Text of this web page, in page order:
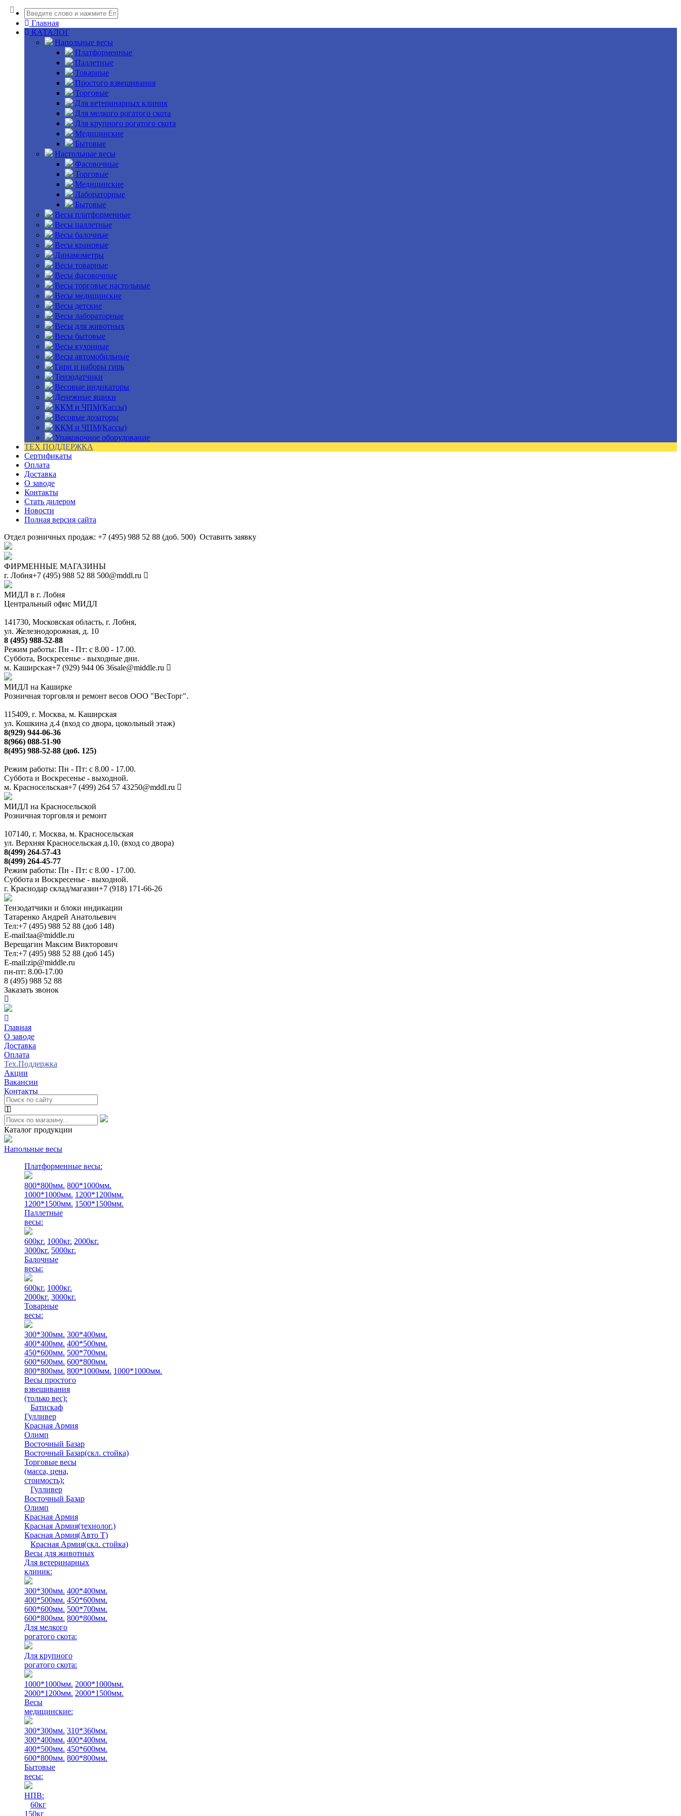
Главная
КАТАЛОГ
Напольные весы
Платформенные
Паллетные
Товарные
Простого взвешивания
Торговые
Для ветеринарных клиник
Для мелкого рогатого скота
Для крупного рогатого скота
Медицинские
Бытовые
Настольные весы
Фасовочные
Торговые
Медицинские
Лабораторные
Бытовые
Весы платформенные
Весы паллетные
Весы балочные
Весы крановые
Динамометры
Весы товарные
Весы фасовочные
Весы торговые настольные
Весы медицинские
Весы детские
Весы лабораторные
Весы для животных
Весы бытовые
Весы кухонные
Весы автомобильные
Гири и наборы гирь
Тензодатчики
Весовые индикаторы
Денежные ящики
ККМ и ЧПМ(Кассы)
Весовые дозаторы
ККМ и ЧПМ(Кассы)
Упаковочное оборудование
ТЕХ ПОДДЕРЖКА
Сертификаты
Оплата
Доставка
О заводе
Контакты
Стать дилером
Новости
Полная версия сайта
Отдел розничных продаж: +7 (495) 988 52 88 (доб. 500) Оставить заявку
ФИРМЕННЫЕ МАГАЗИНЫ
г. Лобня+7 (495) 988 52 88 500@mddl.ru
МИДЛ в г. Лобня
Центральный офис МИДЛ
141730, Московская область, г. Лобня,
ул. Железнодорожная, д. 10
8 (495) 988-52-88
Режим работы: Пн - Пт: с 8.00 - 17.00.
Суббота, Воскресенье - выходные дни.
м. Каширская+7 (929) 944 06 36sale@middle.ru
МИДЛ на Каширке
Розничная торговля и ремонт весов ООО "ВесТорг".
115409, г. Москва, м. Каширская
ул. Кошкина д.4 (вход со двора, цокольный этаж)
8(929) 944-06-36
8(966) 088-51-90
8(495) 988-52-88 (доб. 125)
Режим работы: Пн - Пт: с 8.00 - 17.00.
Суббота и Воскресенье - выходной.
м. Красносельская+7 (499) 264 57 43250@mddl.ru
МИДЛ на Красносельской
Розничная торговля и ремонт
107140, г. Москва, м. Красносельская
ул. Верхняя Красносельская д.10, (вход со двора)
8(499) 264-57-43
8(499) 264-45-77
Режим работы: Пн - Пт: с 8.00 - 17.00.
Суббота и Воскресенье - выходной.
г. Краснодар склад/магазин+7 (918) 171-66-26
Тензодатчики и блоки индикации
Татаренко Андрей Анатольевич
Тел:+7 (495) 988 52 88 (доб 148)
E-mail:taa@middle.ru
Верещагин Максим Викторович
Тел:+7 (495) 988 52 88 (доб 145)
E-mail:zip@middle.ru
пн-пт: 8.00-17.00
8 (495) 988 52 88
Заказать звонок
Главная
О заводе
Доставка
Оплата
Тех.Поддержка
Акции
Вакансии
Контакты
Каталог продукции
Напольные весы
Платформенные весы:
800*800мм. 800*1000мм.
1000*1000мм. 1200*1200мм.
1200*1500мм. 1500*1500мм.
Паллетные
весы:
600кг. 1000кг. 2000кг.
3000кг. 5000кг.
Балочные
весы:
600кг. 1000кг.
2000кг. 3000кг.
Товарные
весы:
300*300мм. 300*400мм.
400*400мм. 400*500мм.
450*600мм. 500*700мм.
600*600мм. 600*800мм.
800*800мм. 800*1000мм. 1000*1000мм.
Весы простого
взвешивания
(только вес):
Батискаф
Гулливер
Красная Армия
Олимп
Восточный Базар
Восточный Базар(скл. стойка)
Торговые весы
(масса, цена,
стоимость):
Гулливер
Восточный Базар
Олимп
Красная Армия
Красная Армия(технолог.)
Красная Армия(Авто Т)
Красная Армия(скл. стойка)
Весы для животных
Для ветеринарных
клиник:
300*300мм. 400*400мм.
400*500мм. 450*600мм.
600*600мм. 500*700мм.
600*800мм. 800*800мм.
Для мелкого
рогатого скота:
Для крупного
рогатого скота:
1000*1000мм. 2000*1000мм.
2000*1200мм. 2000*1500мм.
Весы
медицинские:
300*300мм. 310*360мм.
300*400мм. 400*400мм.
400*500мм. 450*600мм.
600*800мм. 800*800мм.
Бытовые
весы:
НПВ:
60кг
150кг